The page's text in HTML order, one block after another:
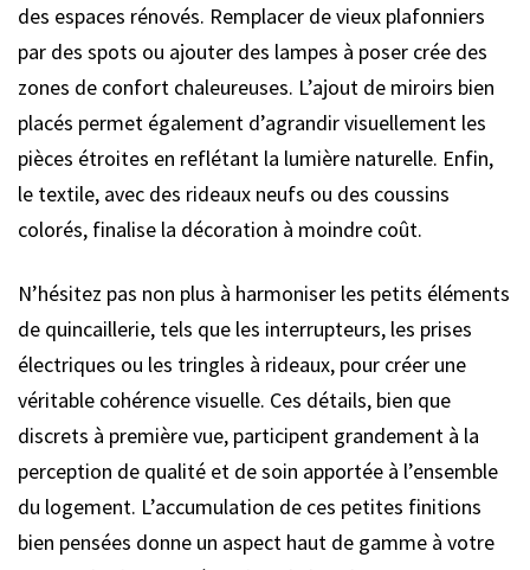
des espaces rénovés. Remplacer de vieux plafonniers
par des spots ou ajouter des lampes à poser crée des
zones de confort chaleureuses. L’ajout de miroirs bien
placés permet également d’agrandir visuellement les
pièces étroites en reflétant la lumière naturelle. Enfin,
le textile, avec des rideaux neufs ou des coussins
colorés, finalise la décoration à moindre coût.
N’hésitez pas non plus à harmoniser les petits éléments
de quincaillerie, tels que les interrupteurs, les prises
électriques ou les tringles à rideaux, pour créer une
véritable cohérence visuelle. Ces détails, bien que
discrets à première vue, participent grandement à la
perception de qualité et de soin apportée à l’ensemble
du logement. L’accumulation de ces petites finitions
bien pensées donne un aspect haut de gamme à votre